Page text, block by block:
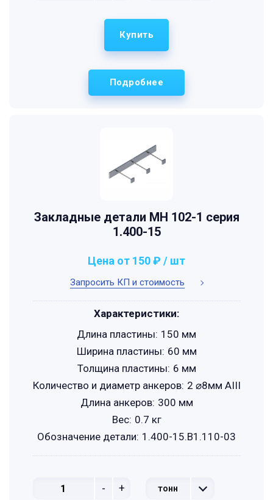
Подробнее
Купить
Закладные детали МН 102-1 серия
1.400-15
Запросить КП и стоимость
Цена от 150 ₽ / шт
- + тонн
Характеристики:
Длина пластины: 150 мм
Ширина пластины: 60 мм
Толщина пластины: 6 мм
Количество и диаметр анкеров: 2 ⌀8мм АIII
Длина анкеров: 300 мм
Вес: 0.7 кг
Обозначение детали: 1.400-15.B1.110-03